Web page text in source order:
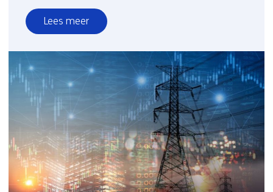
Lees meer
over
Ontdek
hoe
jij
impact
maakt
op
het
energiesysteem
van